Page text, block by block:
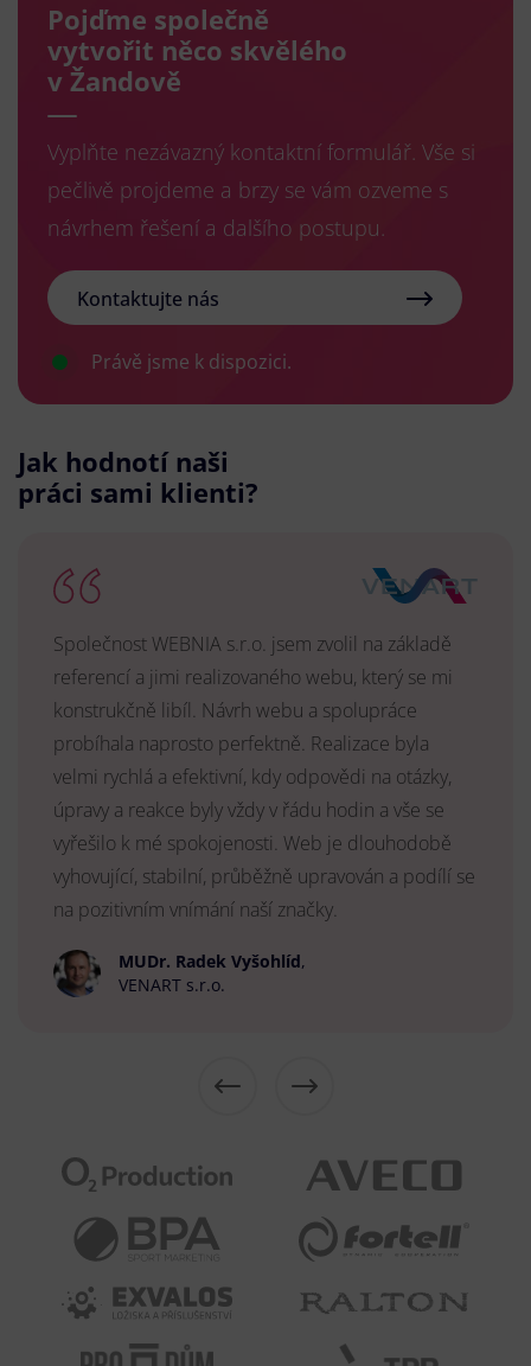
Pojďme společně
vytvořit něco skvělého
v Žandově
Vyplňte nezávazný kontaktní formulář. Vše si
pečlivě projdeme a brzy se vám ozveme s
návrhem řešení a dalšího postupu.
Kontaktujte nás
Právě jsme k dispozici.
Jak hodnotí naši
práci sami klienti?
Společnost WEBNIA s.r.o. jsem zvolil na základě
referencí a jimi realizovaného webu, který se mi
konstrukčně libíl. Návrh webu a spolupráce
probíhala naprosto perfektně. Realizace byla
velmi rychlá a efektivní, kdy odpovědi na otázky,
úpravy a reakce byly vždy v řádu hodin a vše se
vyřešilo k mé spokojenosti. Web je dlouhodobě
vyhovující, stabilní, průběžně upravován a podílí se
na pozitivním vnímání naší značky.
MUDr. Radek Vyšohlíd,
VENART s.r.o.